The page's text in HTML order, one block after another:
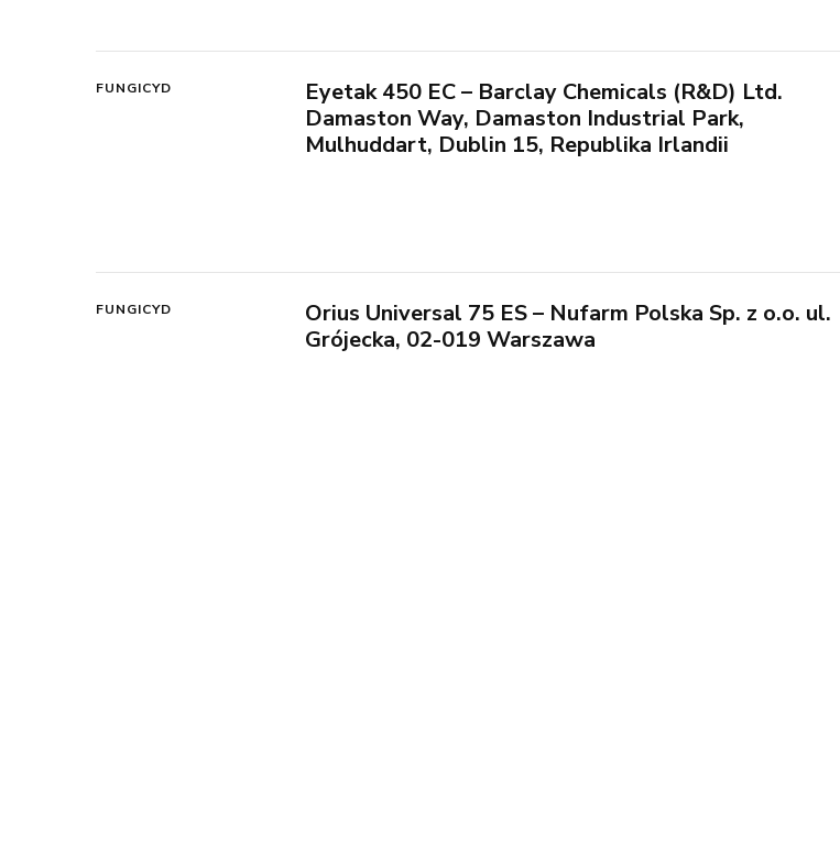
FUNGICYD
Eyetak 450 EC – Barclay Chemicals (R&D) Ltd.
Damaston Way, Damaston Industrial Park,
Mulhuddart, Dublin 15, Republika Irlandii
FUNGICYD
Orius Universal 75 ES – Nufarm Polska Sp. z o.o. ul.
Grójecka, 02-019 Warszawa